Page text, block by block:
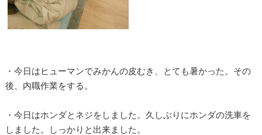
・今日はヒューマンでみかんの皮むき、とても暑かった。その
後、内職作業をする。
・今日はホンダとネジをしました。久しぶりにホンダの洗車を
しました。しっかりと出来ました。